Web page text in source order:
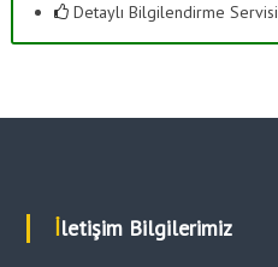
Detaylı Bilgilendirme Servisi
İletişim Bilgilerimiz